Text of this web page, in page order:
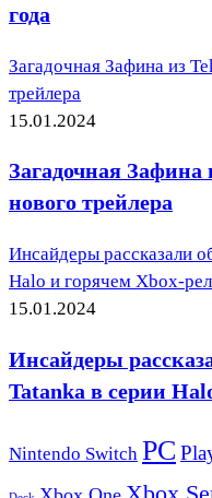
года
Загадочная Зафина из
трейлера
15.01.2024
Загадочная Зафина
нового трейлера
Инсайдеры рассказали
Halo и горячем Xbox-
15.01.2024
Инсайдеры
Tatanka в серии
Nintendo Switch PC